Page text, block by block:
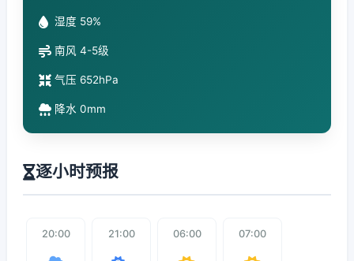
湿度 59%
南风 4-5级
气压 652hPa
降水 0mm
逐小时预报
20:00 21:00 06:00 07:00